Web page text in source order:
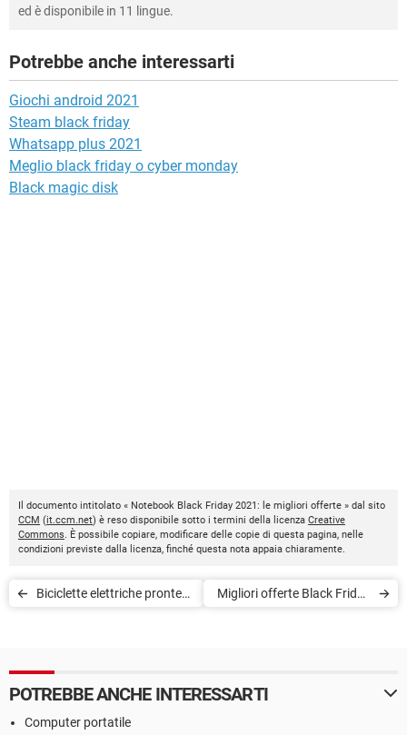
ed è disponibile in 11 lingue.
Potrebbe anche interessarti
Giochi android 2021
Steam black friday
Whatsapp plus 2021
Meglio black friday o cyber monday
Black magic disk
Il documento intitolato « Notebook Black Friday 2021: le migliori offerte » dal sito
CCM (it.ccm.net) è reso disponibile sotto i termini della licenza Creative
Commons. È possibile copiare, modificare delle copie di questa pagina, nelle
condizioni previste dalla licenza, finché questa nota appaia chiaramente.
Biciclette elettriche pronte
Migliori offerte Black Friday
POTREBBE ANCHE INTERESSARTI
Computer portatile